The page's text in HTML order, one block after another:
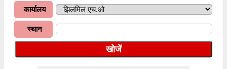
कार्यालय
स्थान